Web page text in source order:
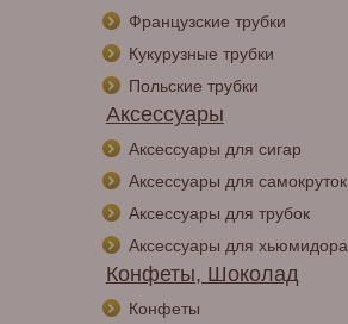
Французские трубки
Кукурузные трубки
Польские трубки
Аксессуары
Аксессуары для сигар
Аксессуары для самокруток
Аксессуары для трубок
Аксессуары для хьюмидора
Конфеты, Шоколад
Конфеты